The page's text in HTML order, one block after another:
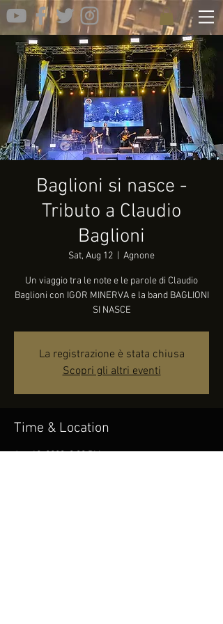
Baglioni si nasce -
Tributo a Claudio
Baglioni
Sat, Aug 12 Agnone
Un viaggio tra le note e le parole di Claudio
Baglioni con IGOR MINERVA e la band BAGLIONI
SI NASCE
La registrazione è stata chiusa
Scopri gli altri eventi
Time & Location
Aug 12, 2023, 9:30 PM